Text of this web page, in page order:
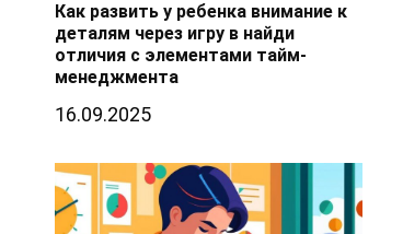
Как развить у ребенка внимание к
деталям через игру в найди
отличия с элементами тайм-
менеджмента
16.09.2025